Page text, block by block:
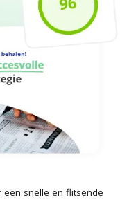
snelle en flitsende